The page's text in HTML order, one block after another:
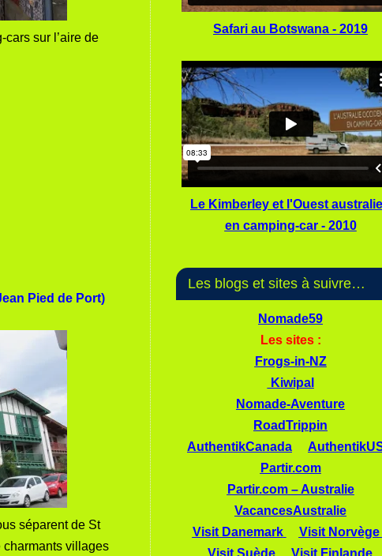
sur l’aire de
Pied de Port)
séparent de St
charmants villages
Safari au Botswana - 2019
Le Kimberley et l'Ouest
en camping-car - 2010
Les blogs et sites à suivre…
Nomade59
Les sites :
Frogs-in-NZ
Kiwipal
Nomade-Aventure
RoadTrippin
AuthentikCanada
Partir.com
Partir.com – Australie
VacancesAustralie
Visit Danemark
Visit Norvège
Visit Suède
Visit Finlande